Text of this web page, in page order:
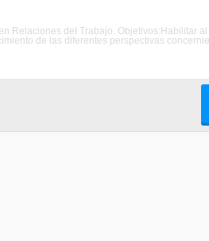
Relaciones del Trabajo. Objetivos:Habilitar
de las diferentes perspectivas